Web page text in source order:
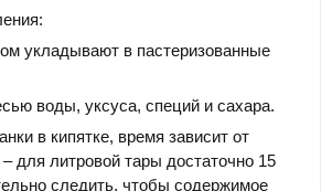
укладывают в пастеризованные
воды, уксуса, специй и сахара.
в кипятке, время зависит от
для литровой тары достаточно 15
следить, чтобы содержимое